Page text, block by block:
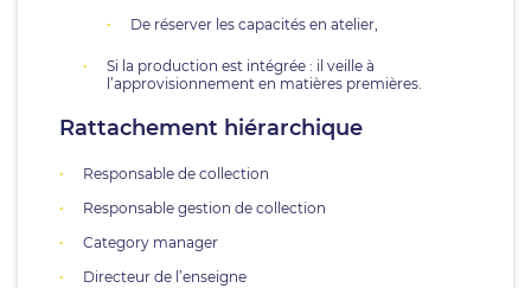
De réserver les capacités en atelier,
Si la production est intégrée : il veille à
l’approvisionnement en matières premières.
Rattachement hiérarchique
Responsable de collection
Responsable gestion de collection
Category manager
Directeur de l’enseigne